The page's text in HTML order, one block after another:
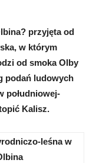
przyjęta od
w którym
od smoka Olby
podań ludowych
południowej-
Kalisz.
leśna w